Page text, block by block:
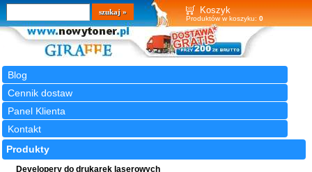
Koszyk
Produktów w koszyku: 0
Blog
Cennik dostaw
Panel Klienta
Kontakt
Wyszukiwarka
szukaj
Produkty
Developery do drukarek laserowych